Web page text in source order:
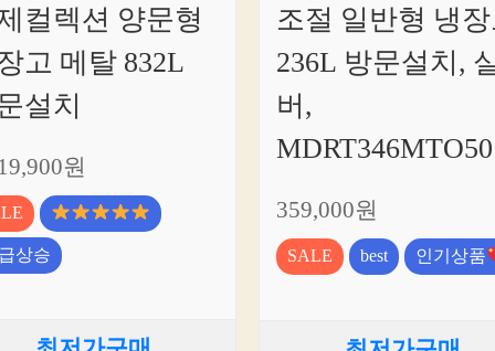
컬렉션 양문형
고 메탈 832L
설치
원
상승
조절 일반형 냉
236L 방문설치,
버,
MDRT346MTO50
359,000원
SALE best 인기상품